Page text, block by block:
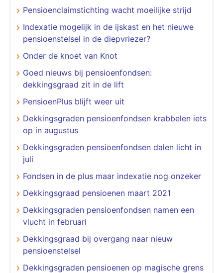
Pensioenclaimstichting wacht moeilijke strijd
Indexatie mogelijk in de ijskast en het nieuwe
pensioenstelsel in de diepvriezer?
Onder de knoet van Knot
Goed nieuws bij pensioenfondsen:
dekkingsgraad zit in de lift
PensioenPlus blijft weer uit
Dekkingsgraden pensioenfondsen krabbelen iets
op in augustus
Dekkingsgraden pensioenfondsen dalen licht in
juli
Fondsen in de plus maar indexatie nog onzeker
Dekkingsgraad pensioenen maart 2021
Dekkingsgraden pensioenfondsen namen een
vlucht in februari
Dekkingsgraad bij overgang naar nieuw
pensioenstelsel
Dekkingsgraden pensioenen op magische grens